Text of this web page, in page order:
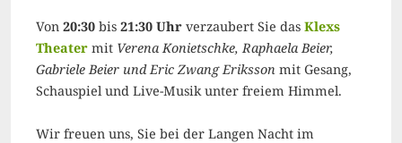
Von 20:30 bis 21:30 Uhr verzaubert Sie das Klexs
Theater mit Verena Konietschke, Raphaela Beier,
Gabriele Beier und Eric Zwang Eriksson mit Gesang,
Schauspiel und Live-Musik unter freiem Himmel.
Wir freuen uns, Sie bei der Langen Nacht im